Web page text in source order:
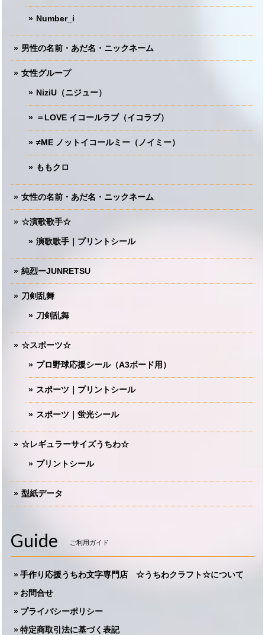
Number_i
男性の名前・あだ名・ニックネーム
女性グループ
NiziU（ニジュー）
＝LOVE イコールラブ（イコラブ）
≠ME ノットイコールミー（ノイミー）
ももクロ
女性の名前・あだ名・ニックネーム
☆演歌歌手☆
演歌歌手｜プリントシール
純烈ーJUNRETSU
刀剣乱舞
刀剣乱舞
☆スポーツ☆
プロ野球応援シール（A3ボード用）
スポーツ｜プリントシール
スポーツ｜蛍光シール
☆レギュラーサイズうちわ☆
プリントシール
型紙データ
Guide ご利用ガイド
手作り応援うちわ文字専門店 ☆うちわクラフト☆について
お問合せ
プライバシーポリシー
特定商取引法に基づく表記